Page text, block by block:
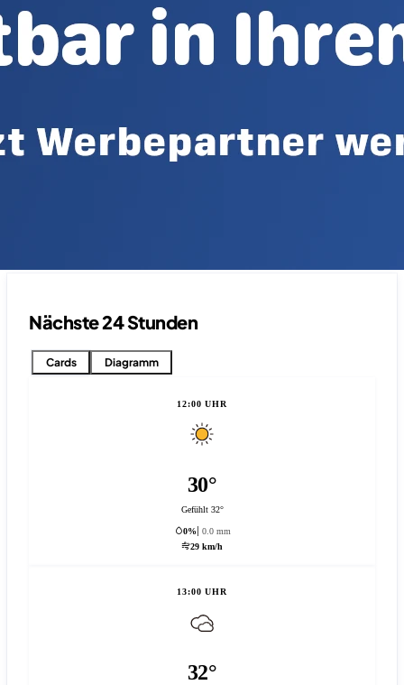
Nächste 24 Stunden
Cards Diagramm
12:00 UHR
30°
Gefühlt 32°
0%
0.0 mm
29 km/h
13:00 UHR
32°